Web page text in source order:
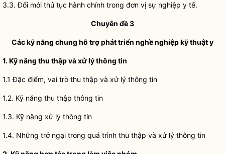
3.3. Đổi mới thủ tục hành chính trong đơn vị sự nghiệp y tế.
Chuyên đề 3
Các kỹ năng chung hỗ trợ phát triển nghề nghiệp kỹ thuật y
1. Kỹ năng thu thập và xử lý thông tin
1.1 Đặc điểm, vai trò thu thập và xử lý thông tin
1.2. Kỹ năng thu thập thông tin
1.3. Kỹ năng xử lý thông tin
1.4. Những trở ngại trong quá trình thu thập và xử lý thông tin